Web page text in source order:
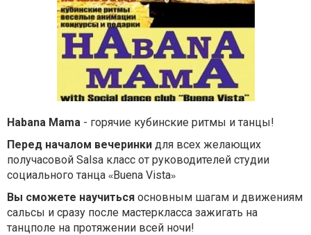
Habana Mama - горячие кубинские ритмы и танцы!
Перед началом вечеринки для всех желающих
получасовой Salsa класс от руководителей студии
социального танца «Buena Vista»
Вы сможете научиться основным шагам и движениям
сальсы и сразу после мастеркласса зажигать на
танцполе на протяжении всей ночи!